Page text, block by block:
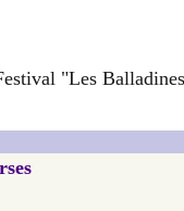
"Les